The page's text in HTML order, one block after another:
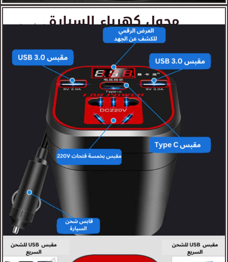
محول كهرباء السيارة مثالي للرحلات والسفر، يساعدك على شحن وتشغيل أجهزتك في أي وقت!